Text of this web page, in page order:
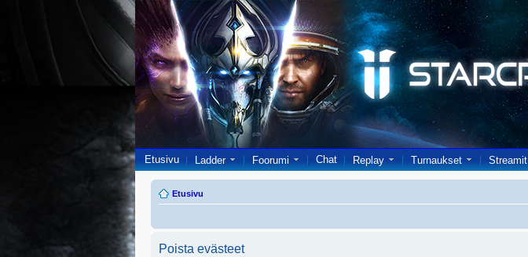
Etusivu Ladder Foorumi Chat Replay Turnaukset Streamit
Etusivu
Poista evästeet